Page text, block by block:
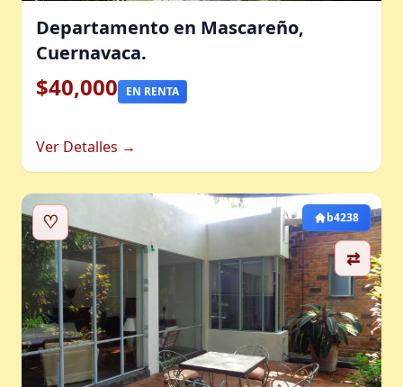
Departamento en Mascareño,
Cuernavaca.
$40,000 EN RENTA
Ver Detalles →
♡
⇄
b4238